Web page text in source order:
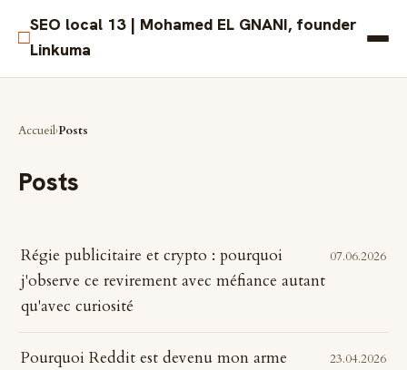
□
SEO local 13 | Mohamed EL GNANI, founder
Linkuma
AccueilPosts
Posts
Régie publicitaire et crypto : pourquoi
j'observe ce revirement avec méfiance autant
qu'avec curiosité
07.06.2026
Pourquoi Reddit est devenu mon arme
23.04.2026